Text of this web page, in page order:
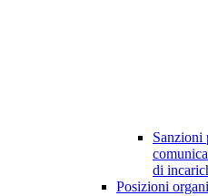
Sanzioni
di
Posizioni